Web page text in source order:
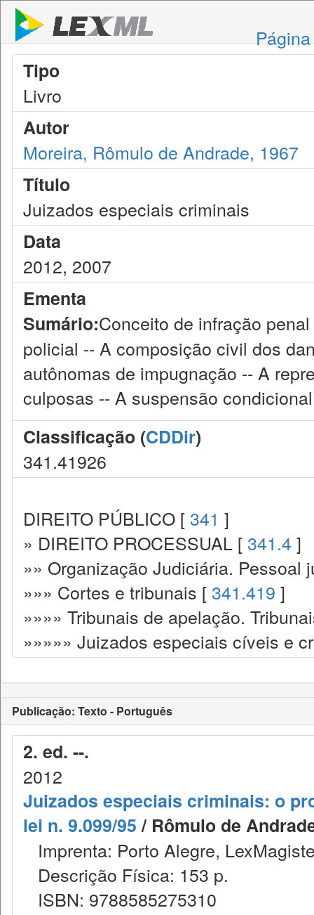
Tipo
Livro
Autor
Moreira, Rômulo de Andrade, 1967
Título
Juizados especiais criminais
Data
2012, 2007
Ementa
Sumário:Conceito de infração
policial -- A composição civil dos
autônomas de impugnação -- A
culposas -- A suspensão
Classificação (CDDir)
341.41926
DIREITO PÚBLICO [ 341 ]
» DIREITO PROCESSUAL [ 341.4 ]
»» Organização Judiciária. Pessoal
»»» Cortes e tribunais [ 341.419 ]
»»»» Tribunais de apelação.
»»»»» Juizados especiais cíveis e
Publicação: Texto - Português
2. ed. --.
2012
Juizados especiais criminais: o
lei n. 9.099/95/ Rômulo de
Imprenta: Porto Alegre,
Descrição Física: 153 p.
ISBN: 9788585275310